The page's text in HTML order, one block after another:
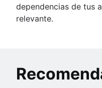
dependencias de tus
relevante.